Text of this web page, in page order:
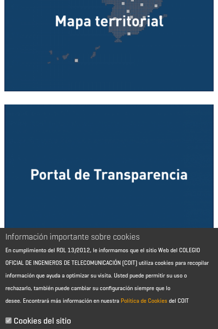
Aviso Legal - Información general
Política de cookies
Información importante sobre cookies
En cumplimiento del RDL 13/2012, le informamos que el sitio Web del COLEGIO
OFICIAL DE INGENIEROS DE TELECOMUNICACIÓN (COIT) utiliza cookies para recopilar
información que ayuda a optimizar su visita. Usted puede permitir su uso o
rechazarlo, también puede cambiar su configuración siempre que lo
desee. Encontrará más información en nuestra Política de Cookies del COIT
Cookies del sitio